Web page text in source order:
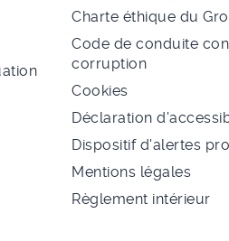
Charte éthique du
Code de conduite
corruption
Cookies
Déclaration
Dispositif d'alertes
Mentions légales
Règlement intérieur